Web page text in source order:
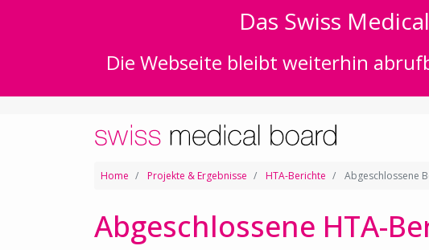
Das Swiss
Die Webseite bleibt weiterhin
Home Projekte & Ergebnisse HTA-Berichte Abgeschlossene
Abgeschlossene HTA-